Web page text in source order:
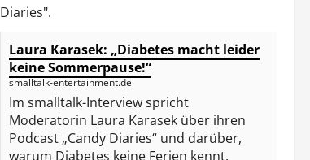
Diaries".
Laura Karasek: „Diabetes macht leider
keine Sommerpause!“
smalltalk-entertainment.de
Im smalltalk-Interview spricht
Moderatorin Laura Karasek über ihren
Podcast „Candy Diaries“ und darüber,
warum Diabetes keine Ferien kennt,